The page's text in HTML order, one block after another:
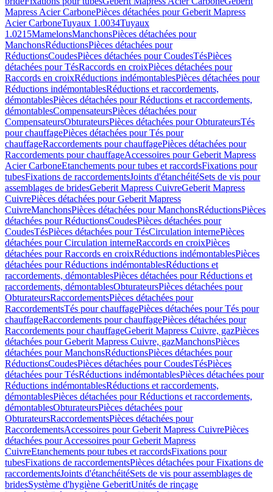
Mapress Acier CarbonePièces détachées pour Geberit Mapress
Acier CarboneTuyaux 1.0034Tuyaux
1.0215MamelonsManchonsPièces détachées pour
ManchonsRéductionsPièces détachées pour
RéductionsCoudesPièces détachées pour CoudesTésPièces
détachées pour TésRaccords en croixPièces détachées pour
Raccords en croixRéductions indémontablesPièces détachées pour
Réductions indémontablesRéductions et raccordements,
démontablesPièces détachées pour Réductions et raccordements,
démontablesCompensateursPièces détachées pour
CompensateursObturateursPièces détachées pour ObturateursTés
pour chauffagePièces détachées pour Tés pour
chauffageRaccordements pour chauffagePièces détachées pour
Raccordements pour chauffageAccessoires pour Geberit Mapress
Acier CarboneEtanchements pour tubes et raccordsFixations pour
tubesFixations de raccordementsJoints d'étanchéitéSets de vis pour
assemblages de bridesGeberit Mapress CuivreGeberit Mapress
CuivrePièces détachées pour Geberit Mapress
CuivreManchonsPièces détachées pour ManchonsRéductionsPièces
détachées pour RéductionsCoudesPièces détachées pour
CoudesTésPièces détachées pour TésCirculation internePièces
détachées pour Circulation interneRaccords en croixPièces
détachées pour Raccords en croixRéductions indémontablesPièces
détachées pour Réductions indémontablesRéductions et
raccordements, démontablesPièces détachées pour Réductions et
raccordements, démontablesObturateursPièces détachées pour
ObturateursRaccordementsPièces détachées pour
RaccordementsTés pour chauffagePièces détachées pour Tés pour
chauffageRaccordements pour chauffagePièces détachées pour
Raccordements pour chauffageGeberit Mapress Cuivre, gazPièces
détachées pour Geberit Mapress Cuivre, gazManchonsPièces
détachées pour ManchonsRéductionsPièces détachées pour
RéductionsCoudesPièces détachées pour CoudesTésPièces
détachées pour TésRéductions indémontablesPièces détachées pour
Réductions indémontablesRéductions et raccordements,
démontablesPièces détachées pour Réductions et raccordements,
démontablesObturateursPièces détachées pour
ObturateursRaccordementsPièces détachées pour
RaccordementsAccessoires pour Geberit Mapress CuivrePièces
détachées pour Accessoires pour Geberit Mapress
CuivreEtanchements pour tubes et raccordsFixations pour
tubesFixations de raccordementsPièces détachées pour Fixations de
raccordementsJoints d'étanchéitéSets de vis pour assemblages de
bridesSystème d'hygiène GeberitUnités de rinçage